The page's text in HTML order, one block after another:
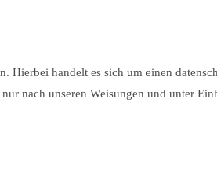
Hierbei handelt es sich um einen
nach unseren Weisungen und unter